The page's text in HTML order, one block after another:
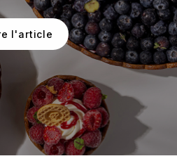
l'article